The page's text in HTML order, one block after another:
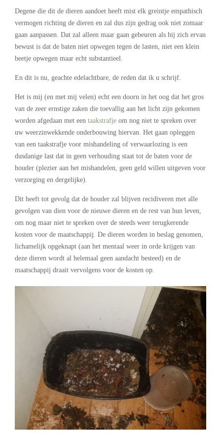
Degene die dit de dieren aandoet heeft mist elk greintje empathisch
vermogen richting de dieren en zal dus zijn gedrag ook niet zomaar
gaan aanpassen. Dat zal alleen maar gaan gebeuren als hij zich ervan
bewust is dat de baten niet opwegen tegen de lasten, niet een klein
beetje opwegen maar echt substantieel.
En dit is nu, geachte edelachtbare, de reden dat ik u schrijf.
Het is mij (en met mij velen) echt een doorn in het oog dat het gros
van de zeer ernstige zaken die toevallig aan het licht zijn gekomen
worden afgedaan met een taakstrafje om nog niet te spreken over
uw weerzinwekkende onderbouwing hiervan. Het gaan opleggen
van een taakstrafje voor mishandeling of verwaarlozing is een
dusdanige last dat in geen verhouding staat tot de baten voor de
houder (plezier aan het mishandelen, geen geld willen uitgeven voor
verzorging en dergelijke).
Dit heeft tot gevolg dat de houder zal blijven recidiveren met alle
gevolgen van dien voor de nieuwe dieren en de rest van hun leven,
om nog maar niet te spreken over de steeds weer terugkerende
kosten voor de maatschappij. De dieren worden in beslag genomen,
lichamelijk opgeknapt (aan het mentaal weer in orde krijgen van
deze dieren wordt al helemaal geen aandacht besteed) en de
maatschappij draait vervolgens voor de kosten op.